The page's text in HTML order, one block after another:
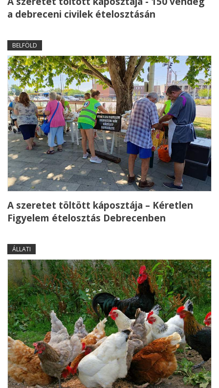
a debreceni civilek ételosztásán
BELFÖLD
A szeretet töltött káposztája – Kéretlen
Figyelem ételosztás Debrecenben
ÁLLATI